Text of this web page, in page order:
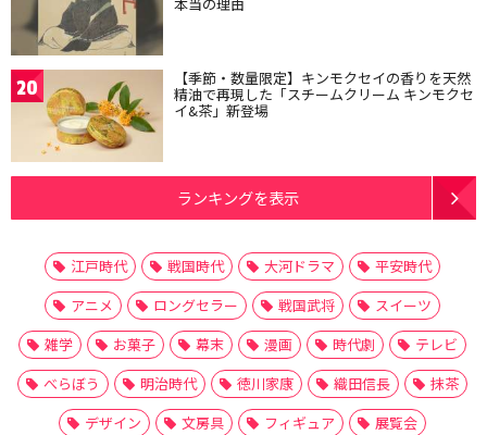
20 【季節・数量限定】キンモクセイの香りを天然
精油で再現した「スチームクリーム キンモクセ
イ&茶」新登場
ランキングを表示
江戸時代 戦国時代 大河ドラマ
平安時代
アニメ
ロングセラー 戦国武将
スイーツ
雑学
お菓子 幕末 漫画 時代劇
テレビ
べらぼう
明治時代 徳川家康 織田信長
抹茶
デザイン
文房具 フィギュア
展覧会